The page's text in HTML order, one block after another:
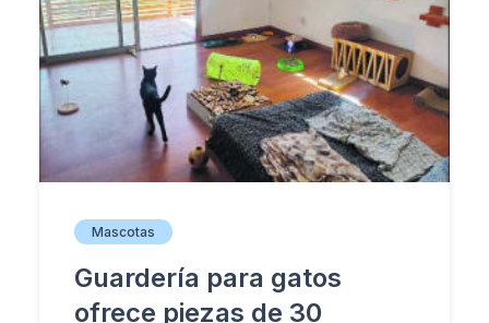
Mascotas
Guardería para gatos
ofrece piezas de 30